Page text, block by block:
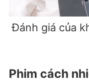
Đánh giá của
Phim cách